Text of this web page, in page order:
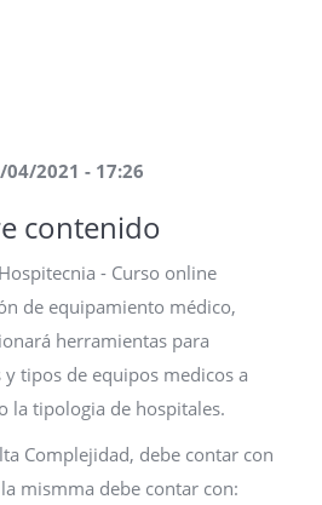
2021 - 17:26
contenido
- Curso online
de equipamiento médico,
herramientas para
tipos de equipos medicos a
la tipologia de hospitales.
Complejidad, debe contar con
mismma debe contar con: